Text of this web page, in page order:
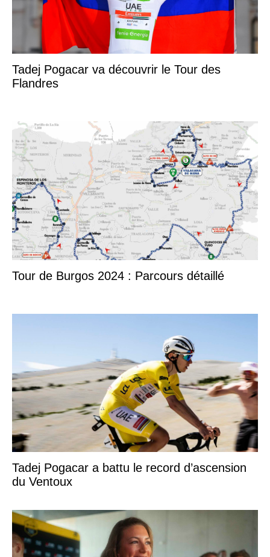
Tadej Pogacar va découvrir le Tour des
Flandres
Tour de Burgos 2024 : Parcours détaillé
Tadej Pogacar a battu le record d’ascension
du Ventoux